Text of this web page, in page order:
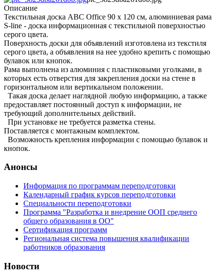
Описание
Текстильная доска ABC Office 90 x 120 см, алюминиевая рама
S-line - доска информационная с текстильной поверхностью
серого цвета.
Поверхность доски для объявлений изготовлена из текстиля
серого цвета, а объявления на нее удобно крепить с помощью
булавок или кнопок.
Рама выполнена из алюминия с пластиковыми уголками, в
которых есть отверстия для закрепления доски на стене в
горизонтальном или вертикальном положении.
Такая доска делает наглядной любую информацию, а также
предоставляет постоянный доступ к информации, не
требующий дополнительных действий.
При установке не требуется разметка стены.
Поставляется с монтажным комплектом.
Возможность крепления информации с помощью булавок и
кнопок.
Анонсы
Информация по программам переподготовки
Календарный график курсов переподготовки
Специальности переподготовки
Программа "Разработка и внедрение ООП среднего
общего образования в ОО"
Сертификация программ
Региональная система повышения квалификации
работников образования
Новости